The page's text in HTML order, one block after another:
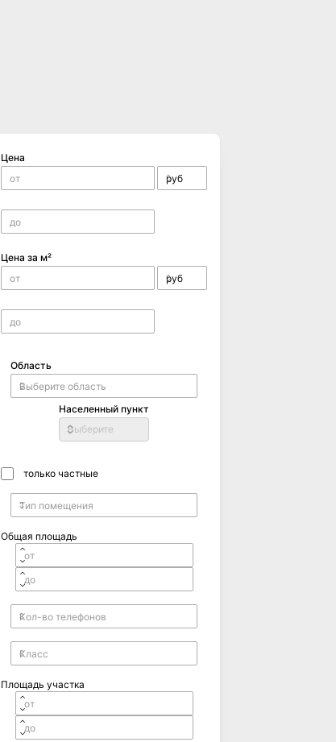
Цена
Цена за м²
Область
Населенный пункт
Выберите
только частные
Общая площадь
Площадь участка